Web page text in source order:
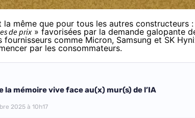
la même que pour tous les autres constructeurs :
de prix» favorisées par la demande galopante
comme Micron, Samsung et SK
par les consommateurs.
la mémoire vive face au(x) mur(s) de l’IA
2025 à 10h17